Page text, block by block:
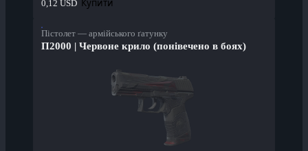
0,12 USD Купити
Пістолет — армійського ґатунку
П2000 | Червоне крило (понівечено в боях)